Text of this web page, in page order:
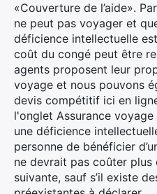
«Couverture de l’aide».
ne peut pas voyager et
déficience intellectuelle
coût du congé peut être
agents proposent leur
voyage et nous pouvons
devis compétitif ici en
l'onglet Assurance
une déficience
personne de bénéficier
ne devrait pas coûter plus
suivante, sauf s’il existe
Rechercher